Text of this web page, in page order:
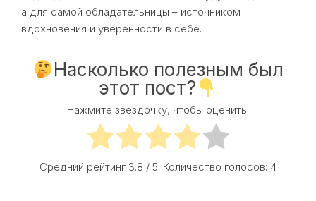
а для самой обладательницы – источником
вдохновения и уверенности в себе.
Насколько полезным был
этот пост?
Нажмите звездочку, чтобы оценить!
Средний рейтинг 3.8 / 5. Количество голосов: 4